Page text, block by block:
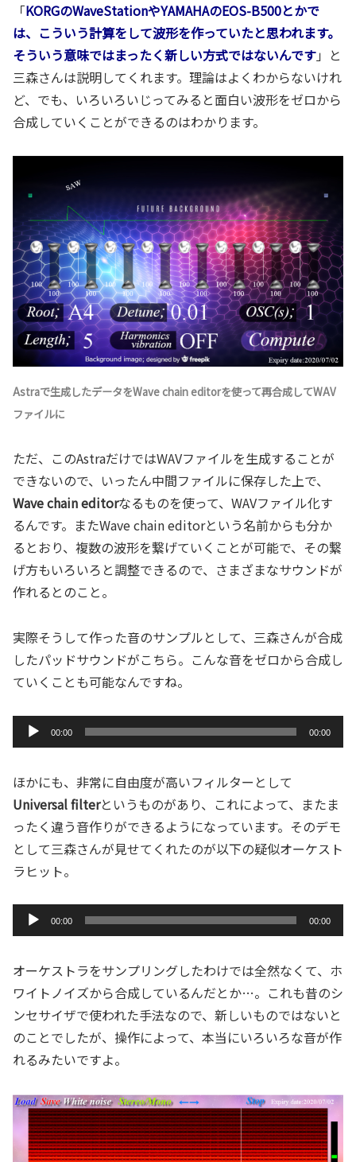
「KORGのWaveStationやYAMAHAのEOS-B500とかで
は、こういう計算をして波形を作っていたと思われます。
そういう意味ではまったく新しい方式ではないんです」と
三森さんは説明してくれます。理論はよくわからないけれ
ど、でも、いろいろいじってみると面白い波形をゼロから
合成していくことができるのはわかります。
Astraで生成したデータをWave chain editorを使って再合成してWAV
ファイルに
ただ、このAstraだけではWAVファイルを生成することが
できないので、いったん中間ファイルに保存した上で、
Wave chain editorなるものを使って、WAVファイル化す
るんです。またWave chain editorという名前からも分か
るとおり、複数の波形を繋げていくことが可能で、その繋
げ方もいろいろと調整できるので、さまざまなサウンドが
作れるとのこと。
実際そうして作った音のサンプルとして、三森さんが合成
したパッドサウンドがこちら。こんな音をゼロから合成し
ていくことも可能なんですね。
声
レ
ー
ヤ
ー
00:00 00:00
ほかにも、非常に自由度が高いフィルターとして
Universal filterというものがあり、これによって、またま
ったく違う音作りができるようになっています。そのデモ
として三森さんが見せてくれたのが以下の疑似オーケスト
ラヒット。
声
レ
ー
ヤ
ー
00:00 00:00
オーケストラをサンプリングしたわけでは全然なくて、ホ
ワイトノイズから合成しているんだとか…。これも昔のシ
ンセサイザで使われた手法なので、新しいものではないと
のことでしたが、操作によって、本当にいろいろな音が作
れるみたいですよ。